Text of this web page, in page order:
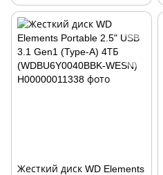
Жесткий диск WD Elements